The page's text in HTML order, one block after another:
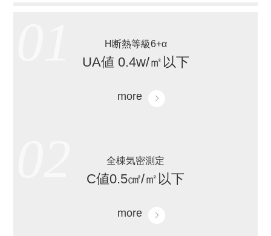
H断熱等級6+α
UA値 0.4w/㎡以下
more
全棟気密測定
C値0.5㎠/㎡以下
more